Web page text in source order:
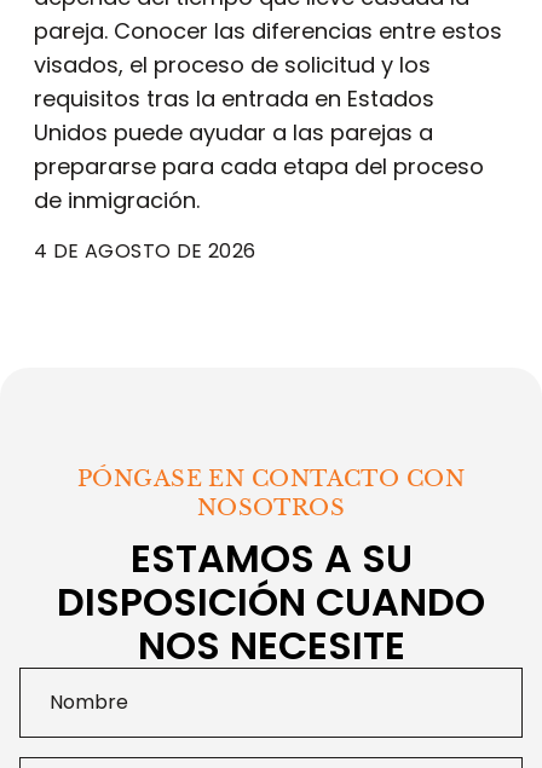
pareja. Conocer las diferencias entre estos
visados, el proceso de solicitud y los
requisitos tras la entrada en Estados
Unidos puede ayudar a las parejas a
prepararse para cada etapa del proceso
de inmigración.
4 DE AGOSTO DE 2026
PÓNGASE EN CONTACTO CON
NOSOTROS
ESTAMOS A SU
DISPOSICIÓN CUANDO
NOS NECESITE